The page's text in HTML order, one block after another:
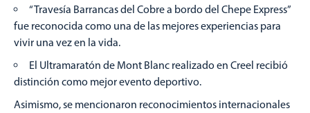
“Travesía Barrancas del Cobre a bordo del Chepe Express”
fue reconocida como una de las mejores experiencias para
vivir una vez en la vida.
El Ultramaratón de Mont Blanc realizado en Creel recibió
distinción como mejor evento deportivo.
Asimismo, se mencionaron reconocimientos internacionales